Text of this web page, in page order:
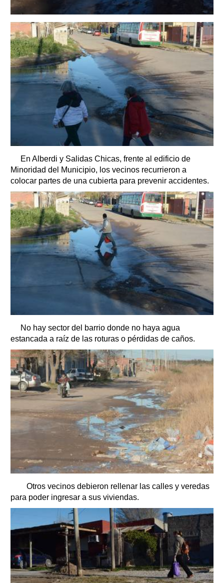
En Alberdi y Salidas Chicas, frente al edificio de
Minoridad del Municipio, los vecinos recurrieron a
colocar partes de una cubierta para prevenir accidentes.
No hay sector del barrio donde no haya agua
estancada a raíz de las roturas o pérdidas de caños.
Otros vecinos debieron rellenar las calles y veredas
para poder ingresar a sus viviendas.